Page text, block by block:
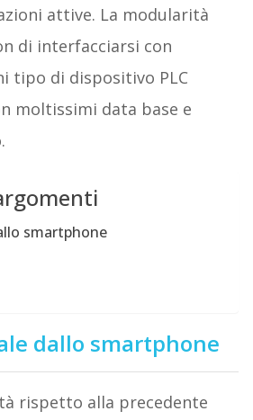
attive. La modularità
di interfacciarsi con
tipo di dispositivo PLC
moltissimi data base e
smartphone
dallo smartphone
rispetto alla precedente